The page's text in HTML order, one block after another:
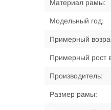
Материал рамы:
Модельный год:
Примерный
Примерный рост
Производитель:
Размер рамы: